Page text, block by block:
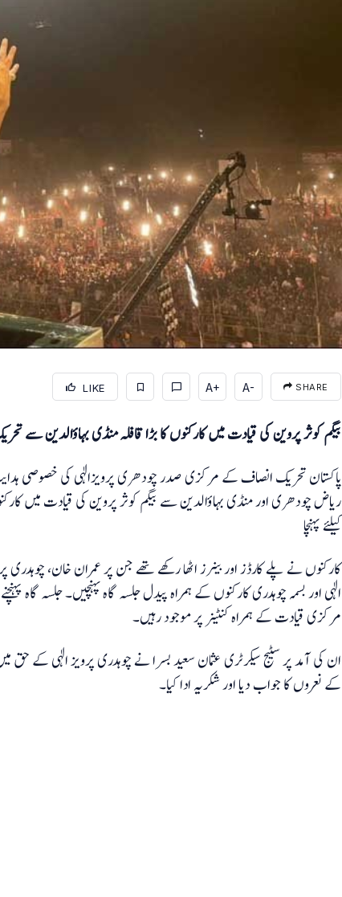
LIKE A+ A- SHARE
بیگم کوثر پروین کی قیادت میں کارکنوں کا بڑا قافلہ منڈی بہاؤالدین
پاکستان تحریک انصاف کے مرکزی صدر چودھری پرویزالٰہی کی خصوصی ہدایت
ریاض چودھری اور منڈی بہاؤالدین سے بیگم کوثر پروین کی قیادت میں
کیلئے پہنچا
کارکنوں نے پلے کارڈز اور بینرز اٹھا رکھے تھے جن پر عمران خان، چوہدری
الٰہی اور بسمہ چوہدری کارکنوں کے ہمراہ پیدل جلسہ گاہ پہنچیں۔ جلسہ گاہ
مرکزی قیادت کے ہمراہ کنٹینر پر موجود رہیں۔
ان کی آمد پر سٹیج سیکرٹری عثمان سعید بسرا نے چوہدری پرویز الٰہی کے حق
کے نعروں کا جواب دیا اور شکریہ ادا کیا۔